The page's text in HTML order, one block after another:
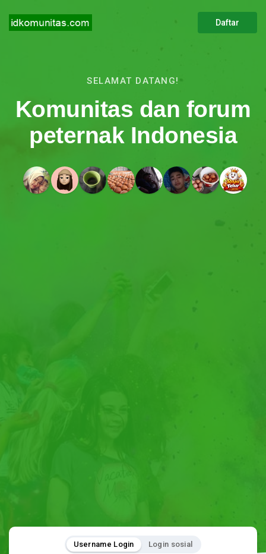
Daftar
SELAMAT DATANG!
Komunitas dan forum
peternak Indonesia
Username Login Login sosial